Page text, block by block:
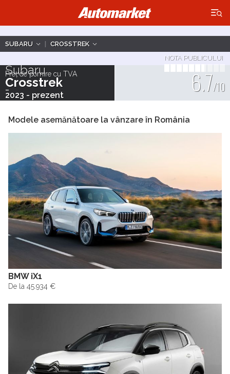
×
SUBARU | CROSSTREK
Subaru
Crosstrek
2023 - prezent
NOTA PUBLICULUI
6.7/10
Preț de pornire cu TVA
-
Modele asemănătoare la vânzare în România
BMW iX1
De la 45.934 €